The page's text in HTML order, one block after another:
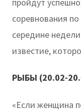
соревнования
середине
известие,
РЫБЫ (20.02-
«Если женщина